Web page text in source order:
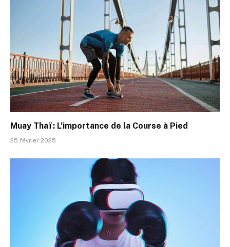
Muay Thaï : L’importance de la Course à Pied
25 février 2025